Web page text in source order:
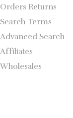
Orders Returns
Search Terms
Advanced Search
Affiliates
Wholesales